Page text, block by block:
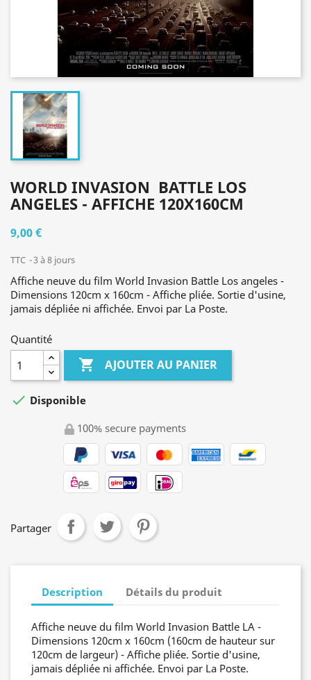
WORLD INVASION  BATTLE LOS
ANGELES - AFFICHE 120X160CM
9,00 €
TTC 3 à 8 jours
Affiche neuve du film World Invasion Battle Los angeles -
Dimensions 120cm x 160cm - Affiche pliée. Sortie d'usine,
jamais dépliée ni affichée. Envoi par La Poste.
Quantité
 AJOUTER AU PANIER
 Disponible
100% secure payments
Partager
Description Détails du produit
Affiche neuve du film World Invasion Battle LA -
Dimensions 120cm x 160cm (160cm de hauteur sur
120cm de largeur) - Affiche pliée. Sortie d'usine,
jamais dépliée ni affichée. Envoi par La Poste.